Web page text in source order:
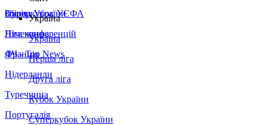
Збірна України
Італія
Німеччина
Франція
Нідерланди
Туреччина
Португалія
Суперкубок УЄФА
Ліга конференцій
ЛЧ - Top News
Україна
Україна
Перша ліга
Друга ліга
Кубок України
Суперкубок України